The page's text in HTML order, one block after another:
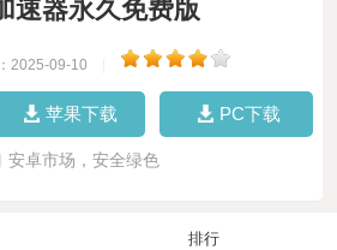
速器永久免费版
2025-09-10
苹果下载 PC下载
安卓市场，安全绿色
排行